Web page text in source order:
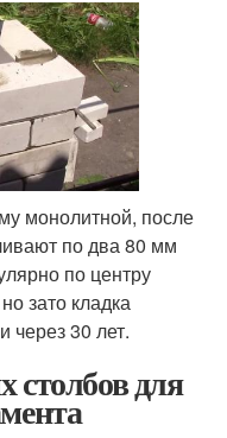
монолитной, после
по два 80 мм
по центру
зато кладка
через 30 лет.
столбов для